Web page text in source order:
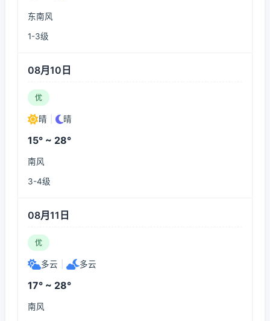
东南风
1-3级
08月10日
优
晴 晴
15° ~ 28°
南风
3-4级
08月11日
优
多云 多云
17° ~ 28°
南风